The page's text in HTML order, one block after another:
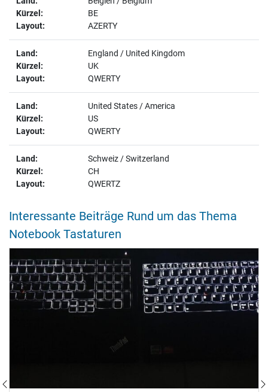
BE
AZERTY
England / United Kingdom
UK
QWERTY
United States / America
US
QWERTY
Schweiz / Switzerland
CH
QWERTZ
Interessante Beiträge Rund um das Thema
Notebook Tastaturen